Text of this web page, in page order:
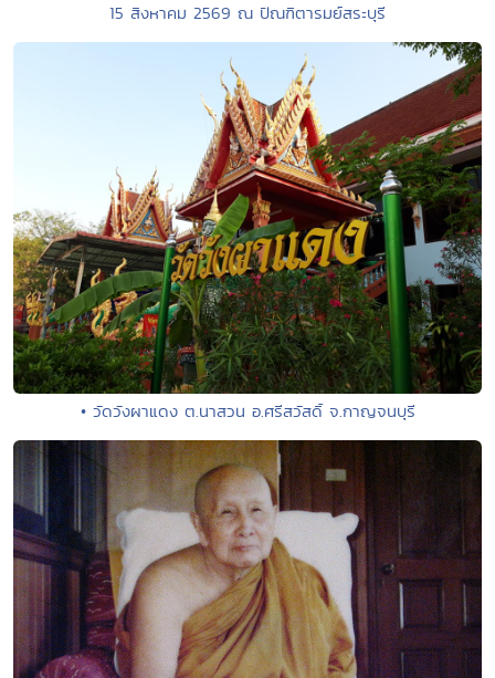
15 สิงหาคม 2569 ณ ปัณฑิตารมย์สระบุรี
• วัดวังผาแดง ต.นาสวน อ.ศรีสวัสดิ์ จ.กาญจนบุรี